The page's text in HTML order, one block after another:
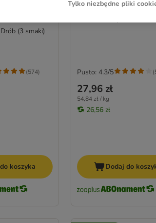
12 x 70
(3 smaki)
(574)
koszyka
6 x 85 g
27,96 zł
54,84 zł / kg
26,56 zł
Pusto: 4.3/5 (
Dodaj do
Tylko niezbędne pliki